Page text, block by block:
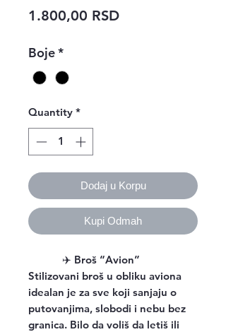
1.800,00 RSDPrice
Boje*
Quantity *
Dodaj u Korpu
Kupi Odmah
✈️ Broš “Avion”
Stilizovani broš u obliku aviona
idealan je za sve koji sanjaju o
putovanjima, slobodi i nebu bez
granica. Bilo da voliš da letiš ili